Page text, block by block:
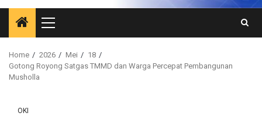
Primary
Menu
Home 2026 Mei
18
Gotong Royong Satgas TMMD dan Warga Percepat Pembangunan
Musholla
OKI